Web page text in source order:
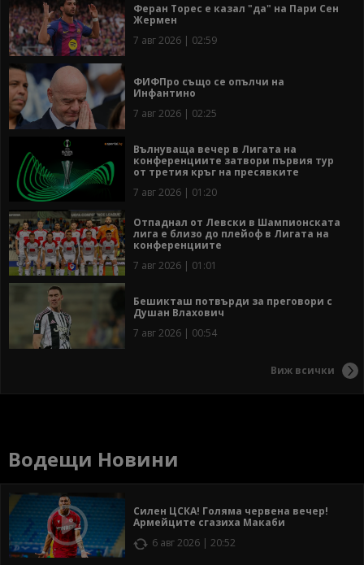
Феран Торес е казал "да" на Пари Сен
Жермен
7 авг 2026 | 02:59
ФИФПро също се опълчи на
Инфантино
7 авг 2026 | 02:25
Вълнуваща вечер в Лигата на
конференциите затвори първия тур
от третия кръг на пресявките
7 авг 2026 | 01:20
Отпаднал от Левски в Шампионската
лига е близо до плейоф в Лигата на
конференциите
7 авг 2026 | 01:01
Бешикташ потвърди за преговори с
Душан Влахович
7 авг 2026 | 00:54
Виж всички
Водещи Новини
Силен ЦСКА! Голяма червена вечер!
Армейците сгазиха Макаби
6 авг 2026 | 20:52